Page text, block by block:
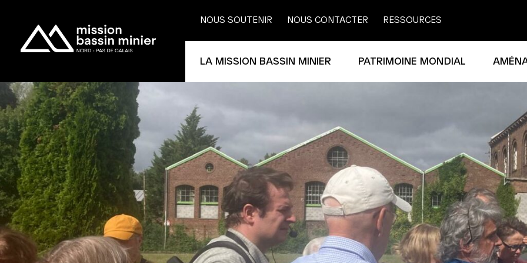
NOUS SOUTENIR NOUS CONTACTER RESSOURCES
LA MISSION BASSIN MINIER PATRIMOINE MONDIAL